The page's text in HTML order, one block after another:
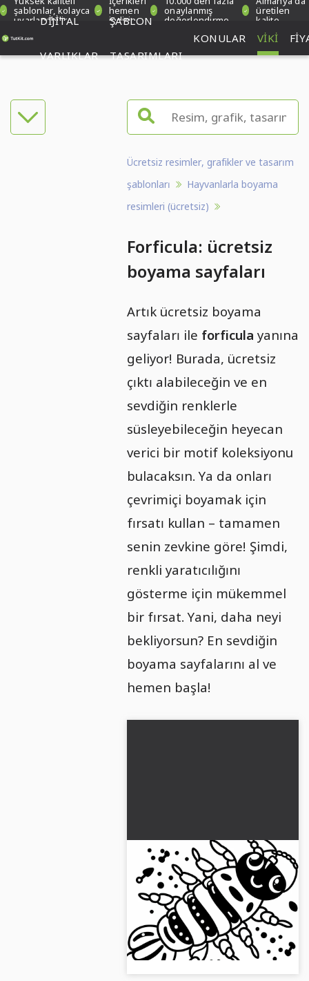
şablonlar, kolayca
uyarlanabilir
hemen
indirin
onaylanmış
değerlendirme
üretilen
kalite
DIJITAL
VARLIKLAR
ŞABLON
TASARIMLARI
KONULAR VIKI
Ücretsiz resimler, grafikler ve tasarım
şablonları
Hayvanlarla boyama
resimleri (ücretsiz)
Forficula: ücretsiz
boyama sayfaları
Artık ücretsiz boyama
sayfaları ile forficula yanına
geliyor! Burada, ücretsiz
çıktı alabileceğin ve en
sevdiğin renklerle
süsleyebileceğin heyecan
verici bir motif koleksiyonu
bulacaksın. Ya da onları
çevrimiçi boyamak için
fırsatı kullan – tamamen
senin zevkine göre! Şimdi,
renkli yaratıcılığını
gösterme için mükemmel
bir fırsat. Yani, daha neyi
bekliyorsun? En sevdiğin
boyama sayfalarını al ve
hemen başla!
Kulağınıza takılan
melodiler boyama resmi
Basit Ücretsiz
Ücretsiz "Ohrwurm" boyama
sayfamızı JPG formatında edin!
Şimdi indir ve yaratıcı bir şekilde
boya!...